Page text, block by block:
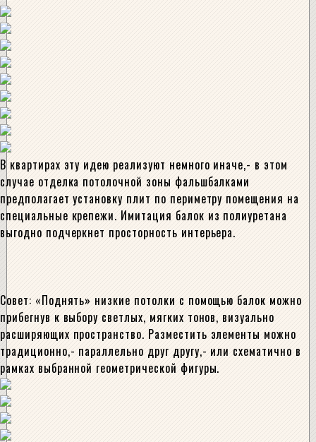
В квартирах эту идею реализуют немного иначе,- в этом
случае отделка потолочной зоны фальшбалками
предполагает установку плит по периметру помещения на
специальные крепежи. Имитация балок из полиуретана
выгодно подчеркнет просторность интерьера.
Совет: «Поднять» низкие потолки с помощью балок можно
прибегнув к выбору светлых, мягких тонов, визуально
расширяющих пространство. Разместить элементы можно
традиционно,- параллельно друг другу,- или схематично в
рамках выбранной геометрической фигуры.